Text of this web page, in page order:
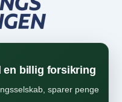
en billig forsikring
sparer penge